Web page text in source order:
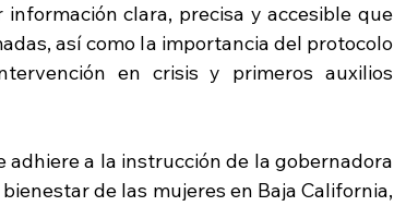
clara, precisa y accesible que
así como la importancia del protocolo
en crisis y primeros auxilios
adhiere a la instrucción de la gobernadora
de las mujeres en Baja California,